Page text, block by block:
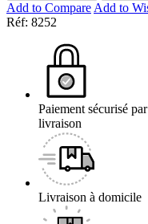
Add to CompareAdd to
Réf: 8252
Paiement sécurisé
livraison
Livraison à domicile